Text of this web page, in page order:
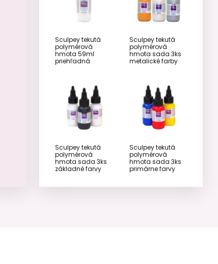
Sculpey tekutá
polymérová
hmota 59ml
priehľadná
Sculpey tekutá
polymérová
hmota sada 3ks
metalické farby
Sculpey tekutá
polymérová
hmota sada 3ks
základné farvy
Sculpey tekutá
polymérová
hmota sada 3ks
primárne farvy